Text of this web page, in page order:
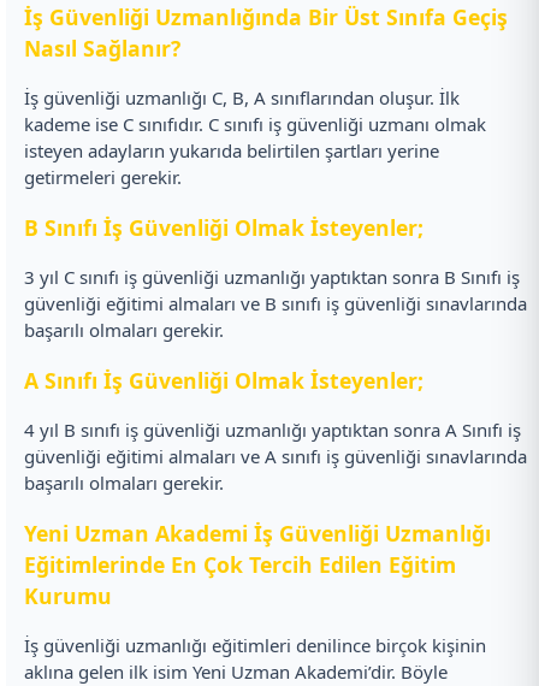
İş Güvenliği Uzmanlığında Bir Üst Sınıfa Geçiş
Nasıl Sağlanır?
İş güvenliği uzmanlığı C, B, A sınıflarından oluşur. İlk
kademe ise C sınıfıdır. C sınıfı iş güvenliği uzmanı olmak
isteyen adayların yukarıda belirtilen şartları yerine
getirmeleri gerekir.
B Sınıfı İş Güvenliği Olmak İsteyenler;
3 yıl C sınıfı iş güvenliği uzmanlığı yaptıktan sonra B Sınıfı iş
güvenliği eğitimi almaları ve B sınıfı iş güvenliği sınavlarında
başarılı olmaları gerekir.
A Sınıfı İş Güvenliği Olmak İsteyenler;
4 yıl B sınıfı iş güvenliği uzmanlığı yaptıktan sonra A Sınıfı iş
güvenliği eğitimi almaları ve A sınıfı iş güvenliği sınavlarında
başarılı olmaları gerekir.
Yeni Uzman Akademi İş Güvenliği Uzmanlığı
Eğitimlerinde En Çok Tercih Edilen Eğitim
Kurumu
İş güvenliği uzmanlığı eğitimleri denilince birçok kişinin
aklına gelen ilk isim Yeni Uzman Akademi’dir. Böyle